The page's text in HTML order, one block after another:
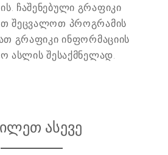
ჩაშენებული გრაფიკი
შეცვალოთ პროგრამის
გრაფიკი ინფორმაციის
ასლის შესაქმნელად.
ასევე